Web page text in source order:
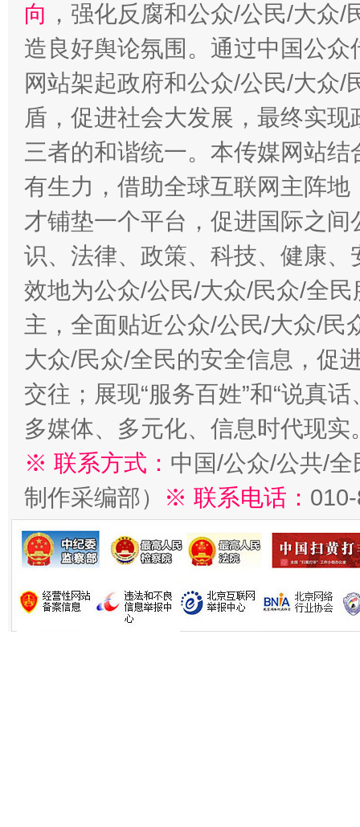
向 ，强化反腐和公众/公民/大众
造良好舆论氛围。通过中国公
网站架起政府和公众/公民/大众
盾，促进社会大发展，最终实
三者的和谐统一。本传媒网站
有生力，借助全球互联网主阵
才铺垫一个平台，促进国际之
识、法律、政策、科技、健康
效地为公众/公民/大众/民众/全
主，全面贴近公众/公民/大众/民
大众/民众/全民的安全信息，促
交往；展现“服务百姓”和“说真
多媒体、多元化、信息时代现实
※ 联系方式： 中国/公众/公共/
制作采编部）
※ 联系电话：